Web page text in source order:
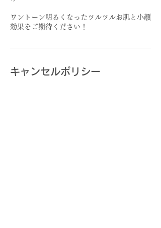
ワントーン明るくなったツルツルお肌と小顔
効果をご期待ください！
キャンセルポリシー